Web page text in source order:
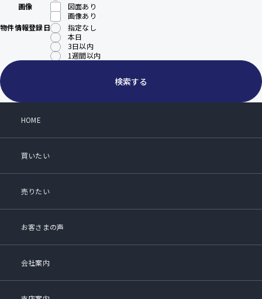
画像
図面あり
画像あり
物件情報登録日
指定なし
本日
3日以内
1週間以内
検索する
HOME
買いたい
売りたい
お客さまの声
会社案内